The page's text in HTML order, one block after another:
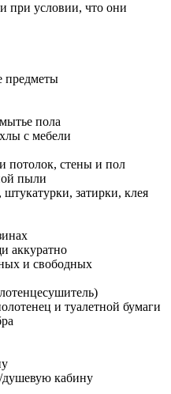
при условии, что они
предметы
пола
с мебели
потолок, стены и пол
пыли
затирки, клея
аккуратно
и свободных
и туалетной бумаги
кабину